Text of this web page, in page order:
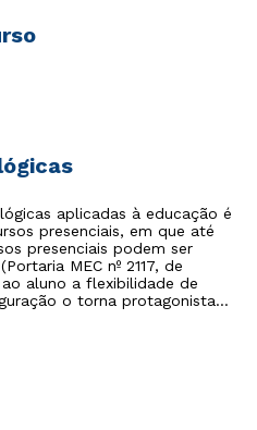
aplicadas à educação é
presenciais, em que até
presenciais podem ser
MEC nº 2117, de
aluno a flexibilidade de
o torna protagonista
seu conhecimento.
ou